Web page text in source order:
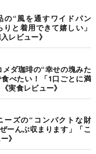
の“風を通すワイドパン
と着用できて嬉しい」
レビュー》
メダ珈琲の“幸せの塊みた
べたい！「1口ごとに満
実食レビュー》
ズの“コンパクトな財
ーんぶ収まります」「こ
》